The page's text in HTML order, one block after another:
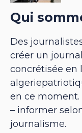
Qui
Des
créer un
concrétisée en
en ce
– informer
journalisme.